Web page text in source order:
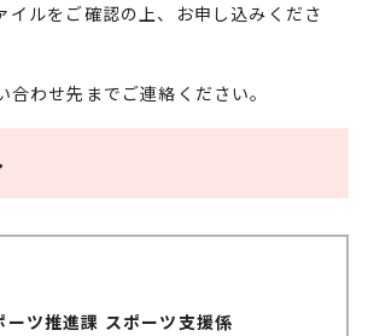
イルをご確認の上、お申し込みくださ
わせ先までご連絡ください。
ーツ推進課 スポーツ支援係